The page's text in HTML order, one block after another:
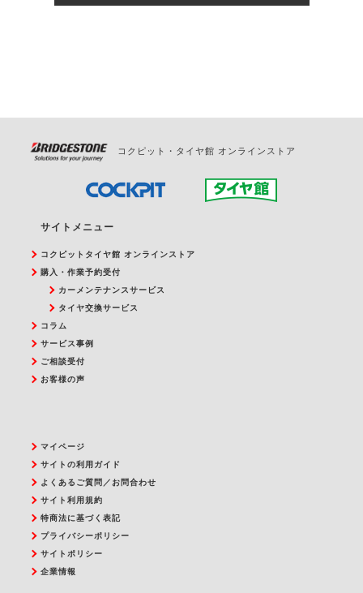
の日時変更につきましては、直接ご予約の店舗まで
コクピット・タイヤ館 オンラインストア
サイトメニュー
コクピットタイヤ館 オンラインストア
購入・作業予約受付
カーメンテナンスサービス
タイヤ交換サービス
コラム
サービス事例
ご相談受付
お客様の声
マイページ
サイトの利用ガイド
よくあるご質問／お問合わせ
サイト利用規約
特商法に基づく表記
プライバシーポリシー
サイトポリシー
企業情報